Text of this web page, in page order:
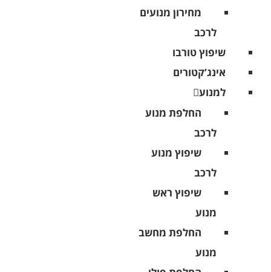
מחירון מנועים
לרכב
שיפוץ טורבו
אינג’קטורים
למנוע
החלפת מנוע
לרכב
שיפוץ מנוע
לרכב
שיפוץ ראש
מנוע
החלפת מחשב
מנוע